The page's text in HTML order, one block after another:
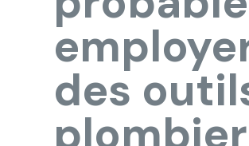
des
plombier